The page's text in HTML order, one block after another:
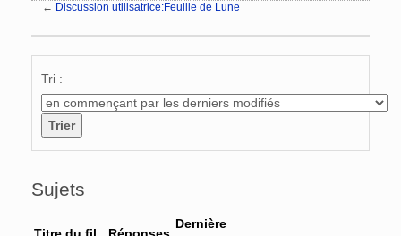
← Discussion utilisatrice:Feuille de Lune
Tri :
Sujets
Dernière